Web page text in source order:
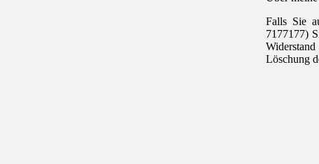
Falls Sie
7177177)
Löschung